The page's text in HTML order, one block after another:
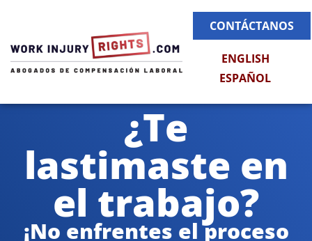
CONTÁCTANOS
ENGLISH
ESPAÑOL
¿Te
lastimaste en
el trabajo?
¡No enfrentes el proceso